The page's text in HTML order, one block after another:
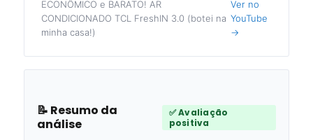
ECONÔMICO e BARATO! AR
CONDICIONADO TCL FreshIN 3.0 (botei na
minha casa!)
Ver no
YouTube
→
📝 Resumo da
análise
✅ Avaliação
positiva